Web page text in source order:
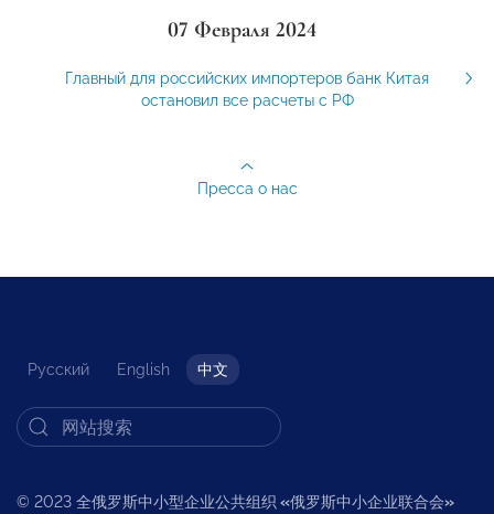
07 Февраля 2024
Главный для российских импортеров банк Китая
остановил все расчеты с РФ
Пресса о нас
Русский English 中文
© 2023 全俄罗斯中小型企业公共组织 «俄罗斯中小企业联合会»